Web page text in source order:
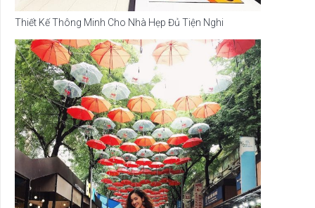
Thiết Kế Thông Minh Cho Nhà Hẹp Đủ Tiện Nghi